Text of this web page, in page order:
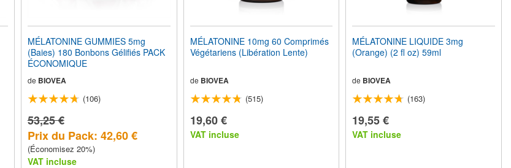
MÉLATONINE GUMMIES 5mg
(Baies) 180 Bonbons Gélifiés PACK
ÉCONOMIQUE
de BIOVEA
(106)
53,25 €
Prix du Pack: 42,60 €
(Économisez 20%)
VAT incluse
MÉLATONINE 10mg 60 Comprimés
Végétariens (Libération Lente)
de BIOVEA
(515)
19,60 €
VAT incluse
MÉLATONINE LIQUIDE 3mg
(Orange) (2 fl oz) 59ml
de BIOVEA
(163)
19,55 €
VAT incluse